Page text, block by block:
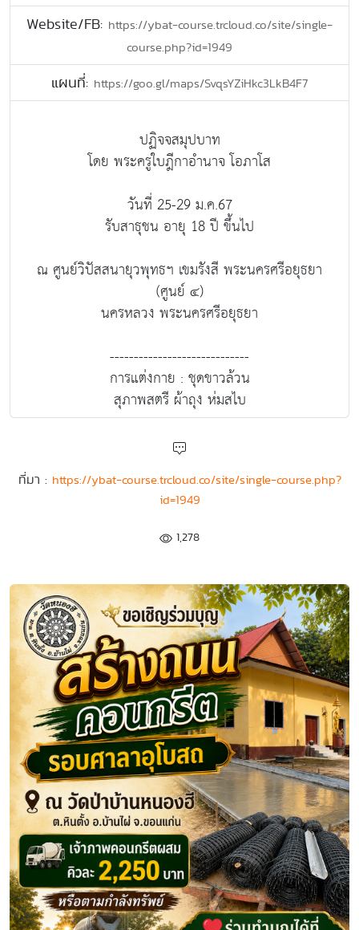
Website/FB: https://ybat-course.trcloud.co/site/single-
course.php?id=1949
แผนที่: https://goo.gl/maps/SvqsYZiHkc3LkB4F7
ปฏิจจสมุปบาท
โดย พระครูใบฎีกาอำนาจ โอภาโส
วันที่ 25-29 ม.ค.67
รับสาธุชน อายุ 18 ปี ขึ้นไป
ณ ศูนย์วิปัสสนายุวพุทธฯ เขมรังสี พระนครศรีอยุธยา
(ศูนย์ ๔)
นครหลวง พระนครศรีอยุธยา
-----------------------------
การแต่งกาย : ชุดขาวล้วน
สุภาพสตรี ผ้าถุง ห่มสไบ
ที่มา : https://ybat-course.trcloud.co/site/single-course.php?
id=1949
1,278